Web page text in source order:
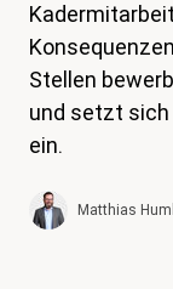
Kontakt
Familienzeit
Meine
Mitglied
Stellen
und setzt
ein.
Matthias